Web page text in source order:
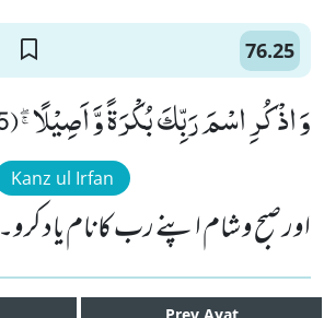
76.25
وَ اذْكُرِ اسْمَ رَبِّكَ بُكْرَةً وَّ اَصِیْلًاﭕ(25)
Kanz ul Irfan
اور صبح و شام اپنے رب کا نام یاد کرو۔